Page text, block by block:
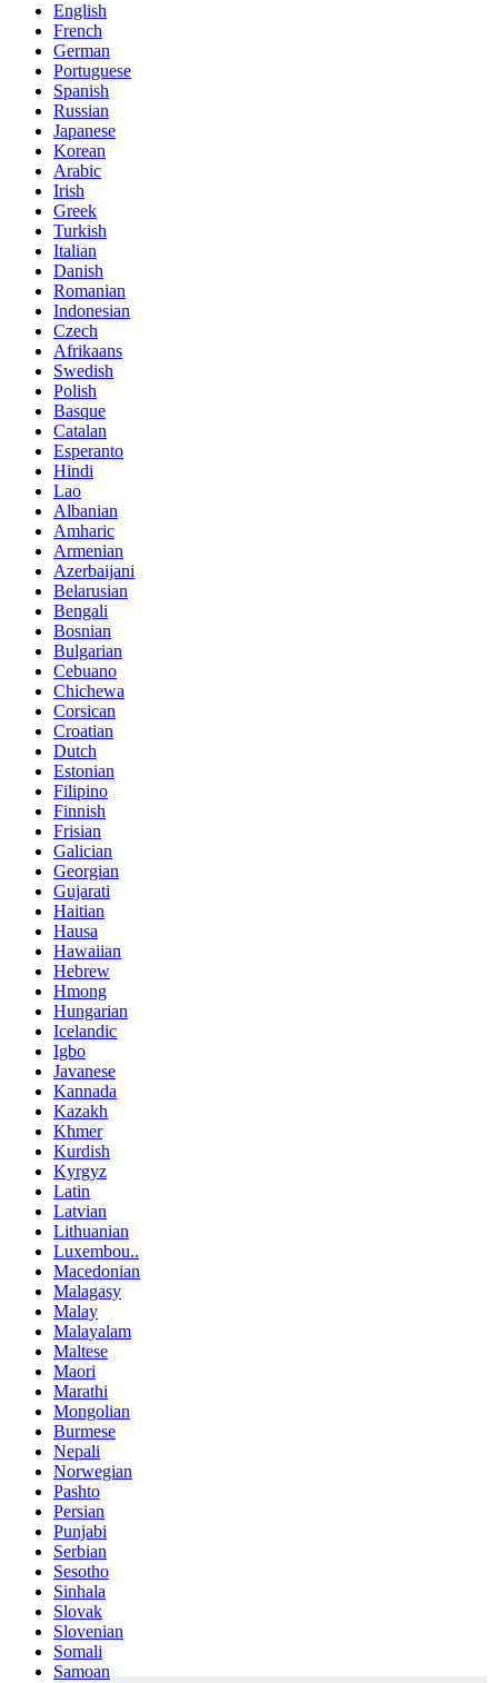
English
French
German
Portuguese
Spanish
Russian
Japanese
Korean
Arabic
Irish
Greek
Turkish
Italian
Danish
Romanian
Indonesian
Czech
Afrikaans
Swedish
Polish
Basque
Catalan
Esperanto
Hindi
Lao
Albanian
Amharic
Armenian
Azerbaijani
Belarusian
Bengali
Bosnian
Bulgarian
Cebuano
Chichewa
Corsican
Croatian
Dutch
Estonian
Filipino
Finnish
Frisian
Galician
Georgian
Gujarati
Haitian
Hausa
Hawaiian
Hebrew
Hmong
Hungarian
Icelandic
Igbo
Javanese
Kannada
Kazakh
Khmer
Kurdish
Kyrgyz
Latin
Latvian
Lithuanian
Luxembou..
Macedonian
Malagasy
Malay
Malayalam
Maltese
Maori
Marathi
Mongolian
Burmese
Nepali
Norwegian
Pashto
Persian
Punjabi
Serbian
Sesotho
Sinhala
Slovak
Slovenian
Somali
Samoan